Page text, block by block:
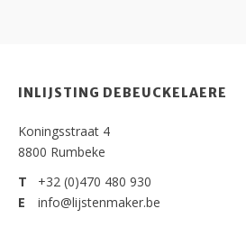
INLIJSTING DEBEUCKELAERE
Koningsstraat 4
8800 Rumbeke
T
E
+32 (0)470 480 930
info@lijstenmaker.be